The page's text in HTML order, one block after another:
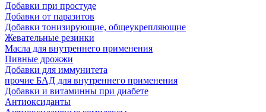
Добавки при простуде
Добавки от паразитов
Добавки тонизирующие, общеукрепляющие
Жевательные резинки
Масла для внутреннего применения
Пивные дрожжи
Добавки для иммунитета
прочие БАД для внутреннего применения
Добавки и витаминны при диабете
Антиоксиданты